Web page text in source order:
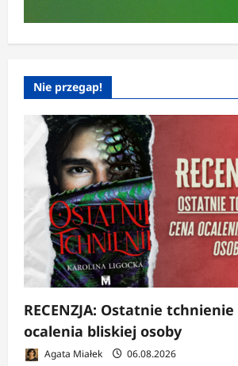
Nie przegap!
RECENZJA: Ostatnie
ocalenia bliskiej osoby
Agata Miałek 06.08.2026